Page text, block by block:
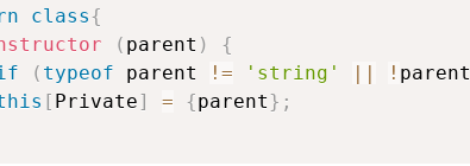
class{
( parent )
{
( typeof parent != 'string' || ! parent
[ Private] = {parent} ;